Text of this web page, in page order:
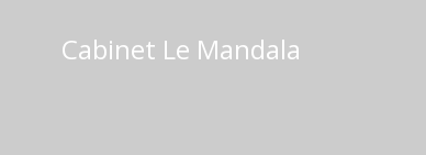
Cabinet Le Mandala